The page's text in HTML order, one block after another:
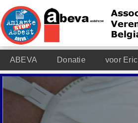
ABEVA Donatie voor Eric